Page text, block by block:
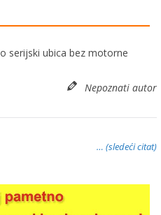
serijski ubica bez motorne
Nepoznati autor
… (sledeći citat)